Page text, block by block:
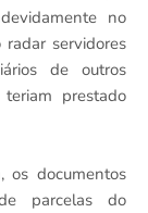
no
servidores
de outros
prestado
os documentos
parcelas do